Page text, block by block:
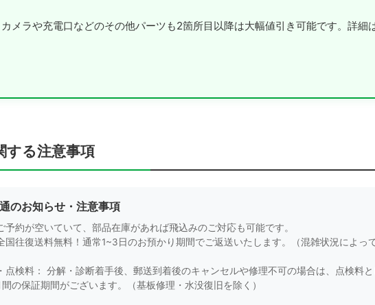
メラや充電口などのその他パーツも2箇所目以降は大幅値引き可能です。詳細
する注意事項
のお知らせ・注意事項
予約が空いていて、部品在庫があれば飛込みのご対応も可能です。
国往復送料無料！通常1~3日のお預かり期間でご返送いたします。（混雑状況によっ
点検料： 分解・診断着手後、郵送到着後のキャンセルや修理不可の場合は、点検料
の保証期間がございます。（基板修理・水没復旧を除く）